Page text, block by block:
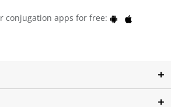
conjugation apps for free: